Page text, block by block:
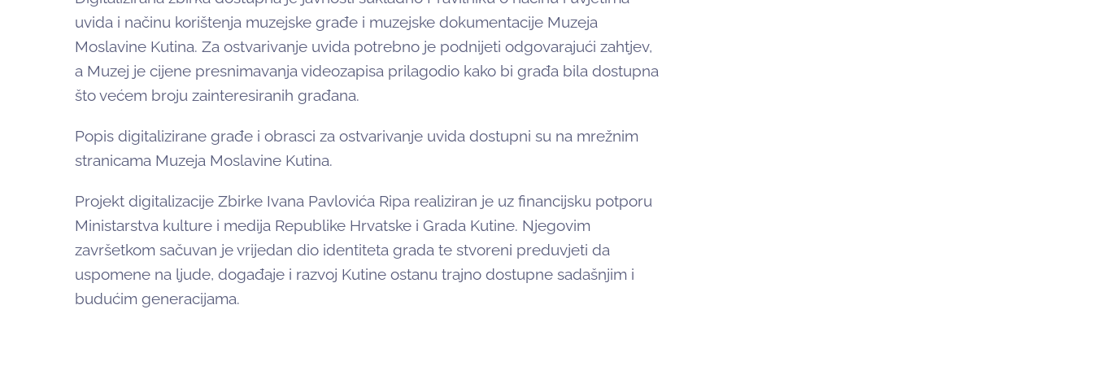
uvida i načinu korištenja muzejske građe i muzejske dokumentacije Muzeja
Moslavine Kutina. Za ostvarivanje uvida potrebno je podnijeti odgovarajući zahtjev,
a Muzej je cijene presnimavanja videozapisa prilagodio kako bi građa bila dostupna
što većem broju zainteresiranih građana.
Popis digitalizirane građe i obrasci za ostvarivanje uvida dostupni su na mrežnim
stranicama Muzeja Moslavine Kutina.
Projekt digitalizacije Zbirke Ivana Pavlovića Ripa realiziran je uz financijsku potporu
Ministarstva kulture i medija Republike Hrvatske i Grada Kutine. Njegovim
završetkom sačuvan je vrijedan dio identiteta grada te stvoreni preduvjeti da
uspomene na ljude, događaje i razvoj Kutine ostanu trajno dostupne sadašnjim i
budućim generacijama.